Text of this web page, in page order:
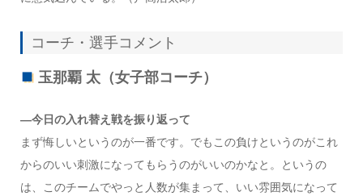
コーチ・選手コメント
玉那覇 太（女子部コーチ）
―今日の入れ替え戦を振り返って
まず悔しいというのが一番です。でもこの負けというのがこれ
からのいい刺激になってもらうのがいいのかなと。というの
は、このチームでやっと人数が集まって、いい雰囲気になって